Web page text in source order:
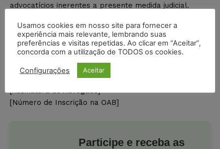
advocatícios inerentes a presente medida judicial.
Nesses Termos,
Pede Deferimento.
[Local], [dia] de [mês] de [ano].
[Assinatura do Advogado]
[Número de Inscrição na OAB]
Participe e receba as
Usamos cookies em nosso site para fornecer a
experiência mais relevante, lembrando suas
preferências e visitas repetidas. Ao clicar em “Aceitar”,
concorda com a utilização de TODOS os cookies.
Configurações Aceitar